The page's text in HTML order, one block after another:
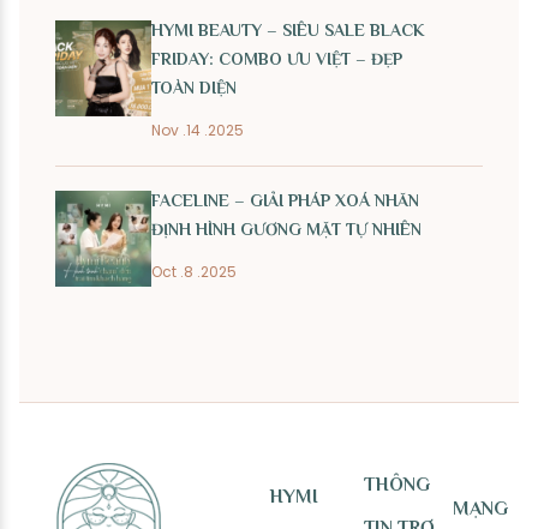
HYMI BEAUTY – SIÊU SALE BLACK
FRIDAY: COMBO ƯU VIỆT – ĐẸP
TOÀN DIỆN
Nov .14 .2025
FACELINE – GIẢI PHÁP XOÁ NHĂN
ĐỊNH HÌNH GƯƠNG MẶT TỰ NHIÊN
Oct .8 .2025
HYMI
THÔNG
MẠNG